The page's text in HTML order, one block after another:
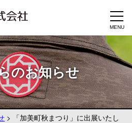
のお知らせ
>
「加美町秋まつり」に出展いたし